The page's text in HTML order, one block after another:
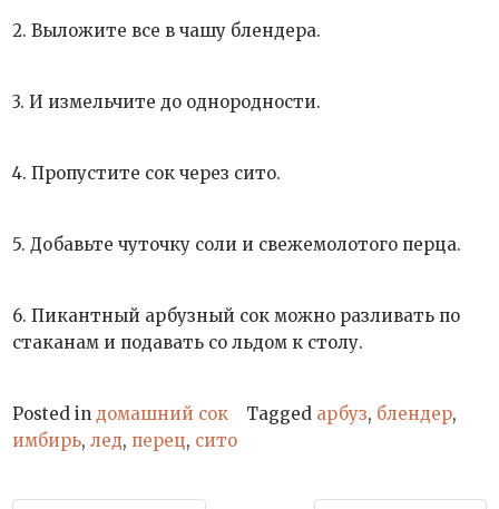
2. Выложите все в чашу блендера.
3. И измельчите до однородности.
4. Пропустите сок через сито.
5. Добавьте чуточку соли и свежемолотого перца.
6. Пикантный арбузный сок можно разливать по
стаканам и подавать со льдом к столу.
Posted inдомашний сок Tagged арбуз, блендер,
имбирь,лед, перец, сито